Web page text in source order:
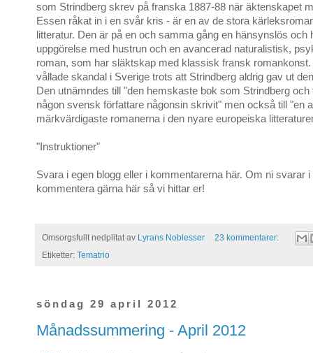
som Strindberg skrev på franska 1887-88 när äktenskapet
Essen råkat in i en svår kris - är en av de stora
litteratur. Den är på en och samma gång en hänsynslös och
uppgörelse med hustrun och en avancerad naturalistisk,
roman, som har släktskap med klassisk fransk
vållade skandal i Sverige trots att Strindberg aldrig gav ut
Den utnämndes till "den hemskaste bok som Strindberg och
någon svensk författare någonsin skrivit" men också till "en
märkvärdigaste romanerna i den nyare europeiska
"Instruktioner"
Svara i egen blogg eller i kommentarerna här. Om ni svarar i
kommentera gärna här så vi hittar er!
Omsorgsfullt nedplitat av Lyrans Noblesser
23 kommentarer:
Etiketter: Tematrio
söndag 29 april 2012
Månadssummering - April 2012